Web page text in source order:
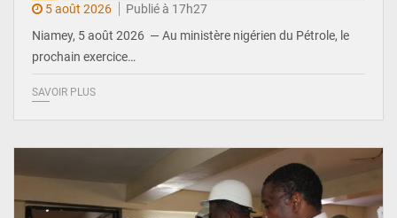
5 août 2026
Publié à 17h27
Niamey, 5 août 2026 — Au ministère nigérien du Pétrole, le
prochain exercice…
SAVOIR PLUS